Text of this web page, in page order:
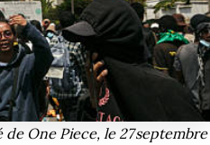
One Piece, le 27 septembre